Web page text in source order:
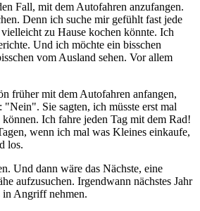
Fall, mit dem Autofahren anzufangen.
Denn ich suche mir gefühlt fast jede
zu Hause kochen könnte. Ich
Und ich möchte ein bisschen
vom Ausland sehen. Vor allem
früher mit dem Autofahren anfangen,
"Nein". Sie sagten, ich müsste erst mal
Ich fahre jeden Tag mit dem Rad!
wenn ich mal was Kleines einkaufe,
los.
Und dann wäre das Nächste, eine
aufzusuchen. Irgendwann nächstes Jahr
Angriff nehmen.